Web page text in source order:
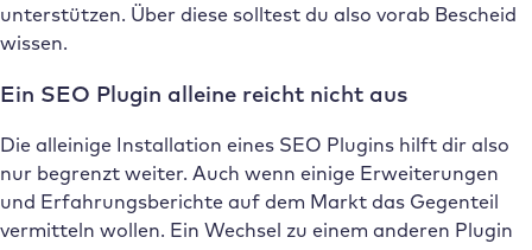
unterstützen. Über diese solltest du also vorab Bescheid
wissen.
Ein SEO Plugin alleine reicht nicht aus
Die alleinige Installation eines SEO Plugins hilft dir also
nur begrenzt weiter. Auch wenn einige Erweiterungen
und Erfahrungsberichte auf dem Markt das Gegenteil
vermitteln wollen. Ein Wechsel zu einem anderen Plugin